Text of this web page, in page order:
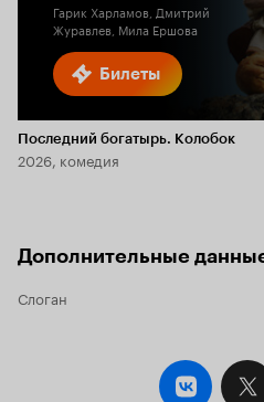
Билеты
Гарик Харламов, Дмитрий
Журавлев, Мила Ершова
Последний богатырь. Колобок
2026, комедия
Дополнительные
Слоган